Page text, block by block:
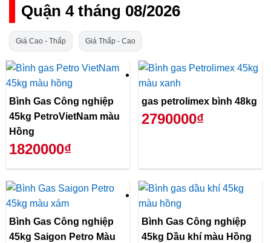
Quận 4 tháng 08/2026
Giá Cao - Thấp Giá Thấp - Cao
Bình Gas Công nghiệp
45kg PetroVietNam màu
Hồng
1820000₫
gas petrolimex bình 48kg
2790000₫
Bình Gas Công nghiệp
45kg Saigon Petro Màu
Bình Gas Công nghiệp
45kg Dầu khí màu Hồng